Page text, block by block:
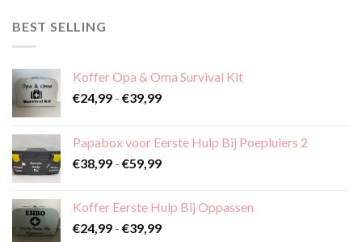
BEST SELLING
Koffer Opa & Oma Survival Kit
€24,99 - €39,99Prijsklasse:
€39,99
Papabox voor Eerste Hulp Bij Poepluiers 2
€38,99 - €59,99Prijsklasse:
€59,99
Koffer Eerste Hulp Bij Oppassen
€24,99 - €39,99Prijsklasse: